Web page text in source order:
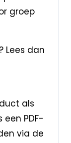
groep
Lees dan
als
PDF-
via de